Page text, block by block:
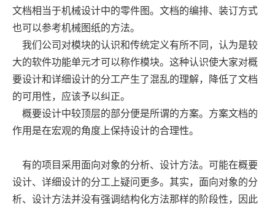
文档相当于机械设计中的零件图。文档的编排、装订方式
也可以参考机械图纸的方法。
我们公司对模块的认识和传统定义有所不同，认为是较
大的软件功能单元才可以称作模块。这种认识使大家对概
要设计和详细设计的分工产生了混乱的理解，降低了文档
的可用性，应该予以纠正。
概要设计中较顶层的部分便是所谓的方案。方案文档的
作用是在宏观的角度上保持设计的合理性。
有的项目采用面向对象的分析、设计方法。可能在概要
设计、详细设计的分工上疑问更多。其实，面向对象的分
析、设计方法并没有强调结构化方法那样的阶段性，因此